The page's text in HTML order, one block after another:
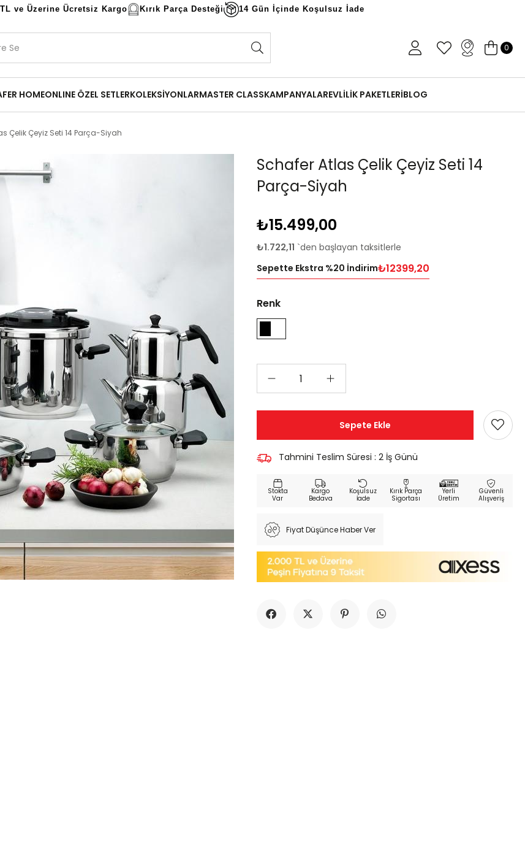
ve Üzerine Ücretsiz Kargo Kırık Parça Desteği 14 Gün İçinde Koşulsuz İade
0
HOMEONLINE ÖZEL SETLERKOLEKSİYONLARMASTER CLASSKAMPANYALAREVLİLİK PAKETLERİBLOG
Çelik Çeyiz Seti 14 Parça-Siyah
Schafer Atlas Çelik Çeyiz Seti 14
Parça-Siyah
₺15.499,00
₺1.722,11 `den başlayan taksitlerle
Sepette Ekstra %20 İndirim₺12399,20
Renk
Tahmini Teslim Süresi : 2 İş Günü
Kargo
Bedava
Koşulsuz
İade
Kırık Parça
Sigortası
Yerli
Üretim
Güvenli
Alışveriş
Fiyat Düşünce Haber Ver